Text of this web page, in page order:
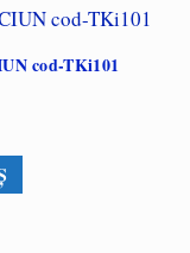
cod-TKi101